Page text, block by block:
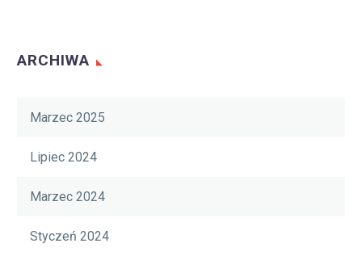
ARCHIWA
Marzec 2025
Lipiec 2024
Marzec 2024
Styczeń 2024